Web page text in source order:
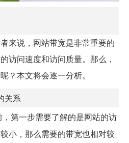
来说，网站带宽是非常重要的
访问速度和访问质量。那么，
？本文将会逐一分析。
关系
，第一步需要了解的是网站的访
小，那么需要的带宽也相对较